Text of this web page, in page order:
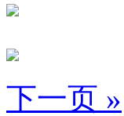
下一页 »